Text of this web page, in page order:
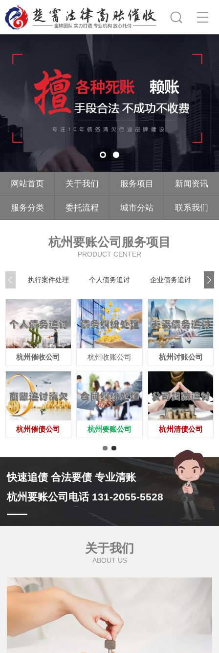
网站首页 关于我们 服务项目 新闻资讯
服务分类 委托流程 城市分站 联系我们
杭州要账公司服务项目
PRODUCT CENTER
执行案件处理 个人债务追讨 企业债务追讨
杭州催收公司
杭州催债公司
杭州收账公司
杭州要账公司
杭州讨账公司
杭州清债公司
快速追债 合法要债 专业清账
杭州要账公司电话 131-2055-5528
关于我们
ABOUT US